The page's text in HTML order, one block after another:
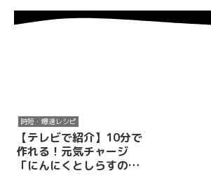
時短・爆速レシピ
【テレビで紹介】10分で
作れる！元気チャージ
「にんにくとしらすのア